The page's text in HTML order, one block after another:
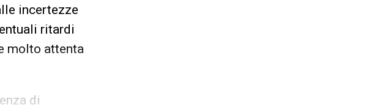
incertezze
ritardi
molto attenta
di